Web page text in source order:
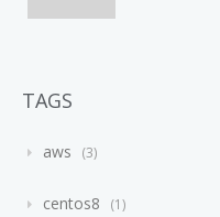
TAGS
aws 3
centos8 1